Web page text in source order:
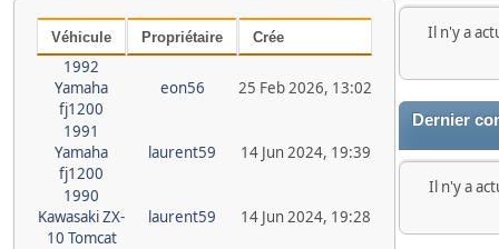
Véhicule Propriétaire Crée
1992
Yamaha
fj1200
eon56 25 Feb 2026, 13:02
1991
Yamaha
fj1200
laurent59 14 Jun 2024, 19:39
1990
Kawasaki ZX-
10 Tomcat
laurent59 14 Jun 2024, 19:28
Il n'y a
Dernier
Il n'y a